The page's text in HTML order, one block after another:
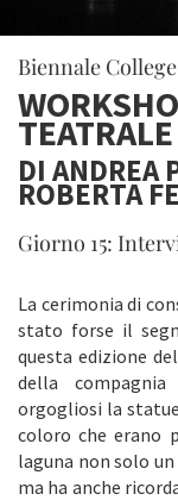
Biennale
TEATRALE
DI ANDREA
ROBERTA
Giorno 15:
La cerimonia di
stato forse il
questa edizione
della
orgogliosi la
coloro che erano
laguna non solo
ma ha anche